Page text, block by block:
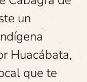
un
Huacábata,
que te